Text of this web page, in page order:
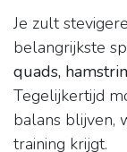
Je zult
belangrijkste
quads,
Tegelijkertijd
balans blijven,
training krijgt.